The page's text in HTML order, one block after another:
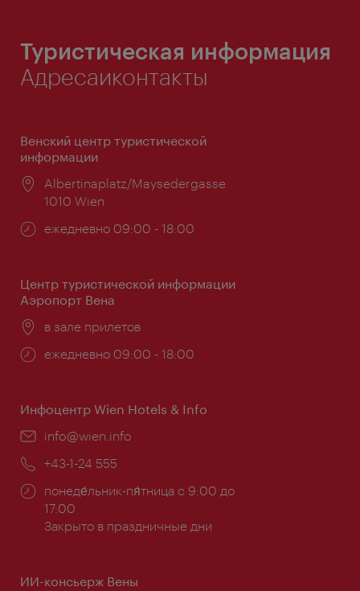
Туристическая информация
Адресаиконтакты
Венский центр туристической
информации
Расположение:
Albertinaplatz/Maysedergasse
1010 Wien
Часы
ежедневно 09:00 - 18:00
Центр туристической информации
Аэропорт Вена
Расположение:
в зале прилетов
Часы
ежедневно 09:00 - 18:00
Инфоцентр Wien Hotels & Info
Эл.
info@wien.info
Телефон:
+43-1-24 555
Часы
работы:
понеде́льник-пя́тница с 9:00 до
17:00
Закрыто в праздничные дни
ИИ-консьерж Вены